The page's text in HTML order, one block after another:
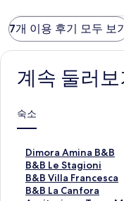
7개 이용 후기 모두 보
계속 둘러보
숙소
Dimora Amina B&B
D
i
m
o
B&B Le Stagioni
B
&
B
B&B Villa Francesca
B
&
B&B La Canfora
B